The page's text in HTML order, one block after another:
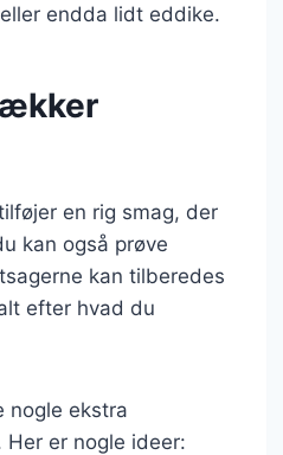
endda lidt eddike.
en rig smag, der
kan også prøve
kan tilberedes
efter hvad du
nogle ekstra
er nogle ideer: